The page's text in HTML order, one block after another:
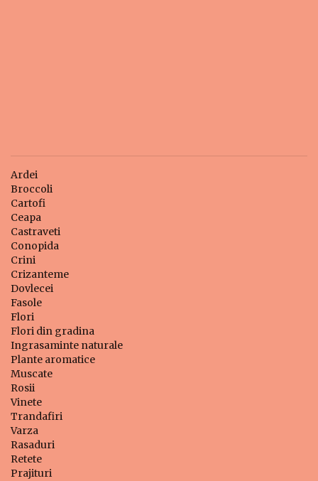
Ardei
Broccoli
Cartofi
Ceapa
Castraveti
Conopida
Crini
Crizanteme
Dovlecei
Fasole
Flori
Flori din gradina
Ingrasaminte naturale
Plante aromatice
Muscate
Rosii
Vinete
Trandafiri
Varza
Rasaduri
Retete
Prajituri